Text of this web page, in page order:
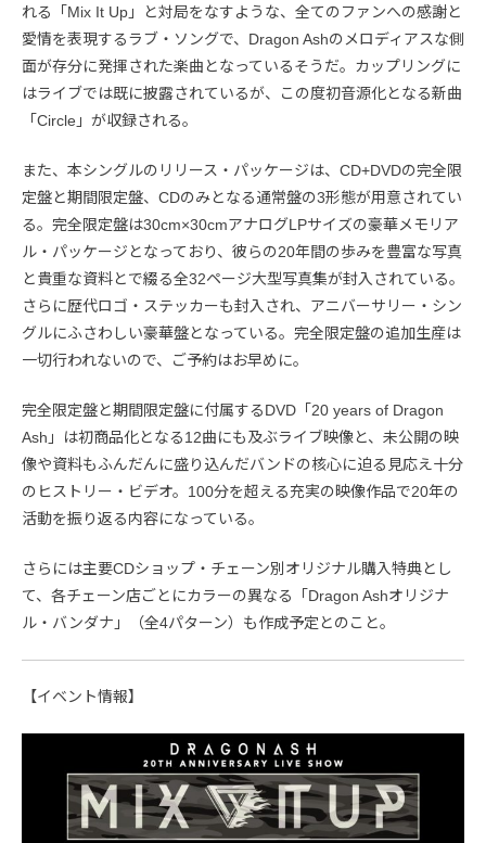
れる「Mix It Up」と対局をなすような、全てのファンへの感謝と
愛情を表現するラブ・ソングで、Dragon Ashのメロディアスな側
面が存分に発揮された楽曲となっているそうだ。カップリングに
はライブでは既に披露されているが、この度初音源化となる新曲
「Circle」が収録される。
また、本シングルのリリース・パッケージは、CD+DVDの完全限
定盤と期間限定盤、CDのみとなる通常盤の3形態が用意されてい
る。完全限定盤は30cm×30cmアナログLPサイズの豪華メモリア
ル・パッケージとなっており、彼らの20年間の歩みを豊富な写真
と貴重な資料とで綴る全32ページ大型写真集が封入されている。
さらに歴代ロゴ・ステッカーも封入され、アニバーサリー・シン
グルにふさわしい豪華盤となっている。完全限定盤の追加生産は
一切行われないので、ご予約はお早めに。
完全限定盤と期間限定盤に付属するDVD「20 years of Dragon
Ash」は初商品化となる12曲にも及ぶライブ映像と、未公開の映
像や資料もふんだんに盛り込んだバンドの核心に迫る見応え十分
のヒストリー・ビデオ。100分を超える充実の映像作品で20年の
活動を振り返る内容になっている。
さらには主要CDショップ・チェーン別オリジナル購入特典とし
て、各チェーン店ごとにカラーの異なる「Dragon Ashオリジナ
ル・バンダナ」（全4パターン）も作成予定とのこと。
【イベント情報】